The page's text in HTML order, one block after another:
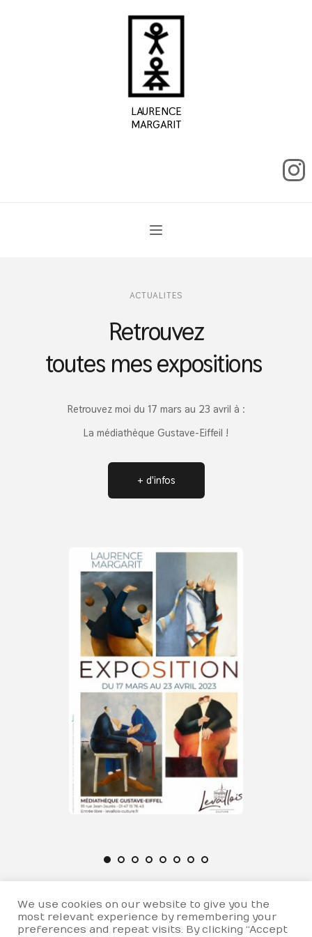
LAURENCE
MARGARIT
ACTUALITES
Retrouvez
toutes mes expositions
Retrouvez moi du 17 mars au 23 avril à :
La médiathèque Gustave-Eiffeil !
+ d'infos
We use cookies on our website to give you the
most relevant experience by remembering your
preferences and repeat visits. By clicking “Accept